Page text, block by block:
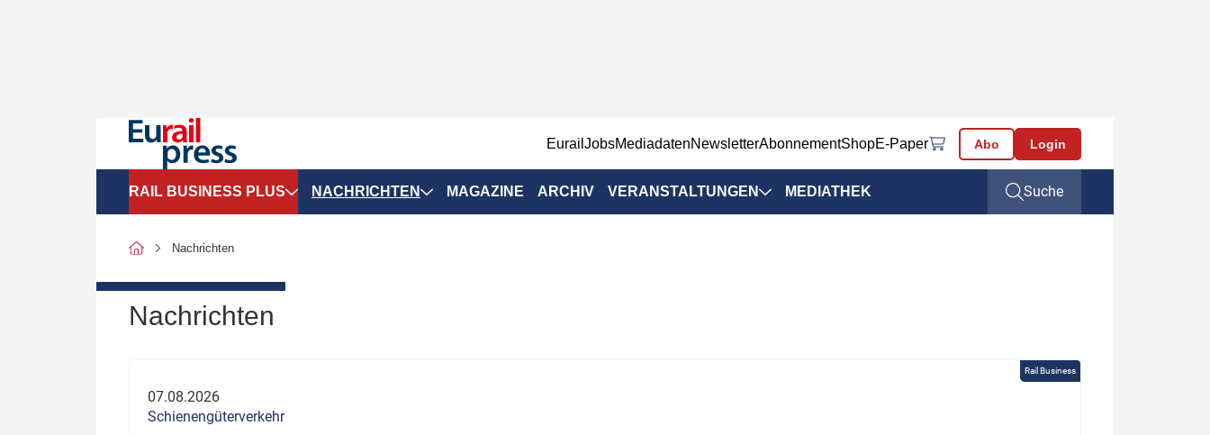
EurailJobsMediadatenNewsletterAbonnementShopE-Paper Abo Login
RAIL BUSINESS PLUS
SPNV-Marktdaten
Politik
NACHRICHTEN MAGAZINE ARCHIV VERANSTALTUNGEN MEDIATHEK Suche
Nachrichten
Nachrichten
Rail Business
07.08.2026
Schienengüterverkehr